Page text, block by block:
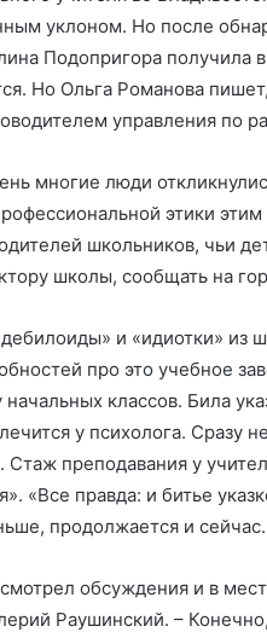
уклоном. Но после
Подопригора получила
Но Ольга Романова
управления по
многие люди
этики
школьников, чьи
школы, сообщать на
и «идиотки» из
про это учебное
начальных классов. Била
у психолога. Сразу
преподавания у
«Все правда: и битье
продолжается и
обсуждения и в
Раушинский. –